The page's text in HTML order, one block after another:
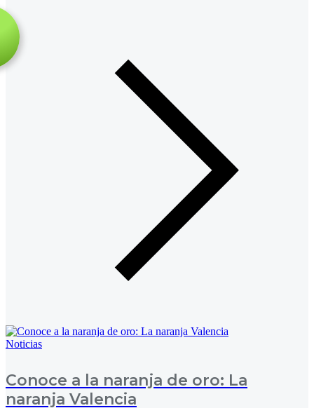
Noticias
Conoce a la naranja de oro: La
naranja Valencia